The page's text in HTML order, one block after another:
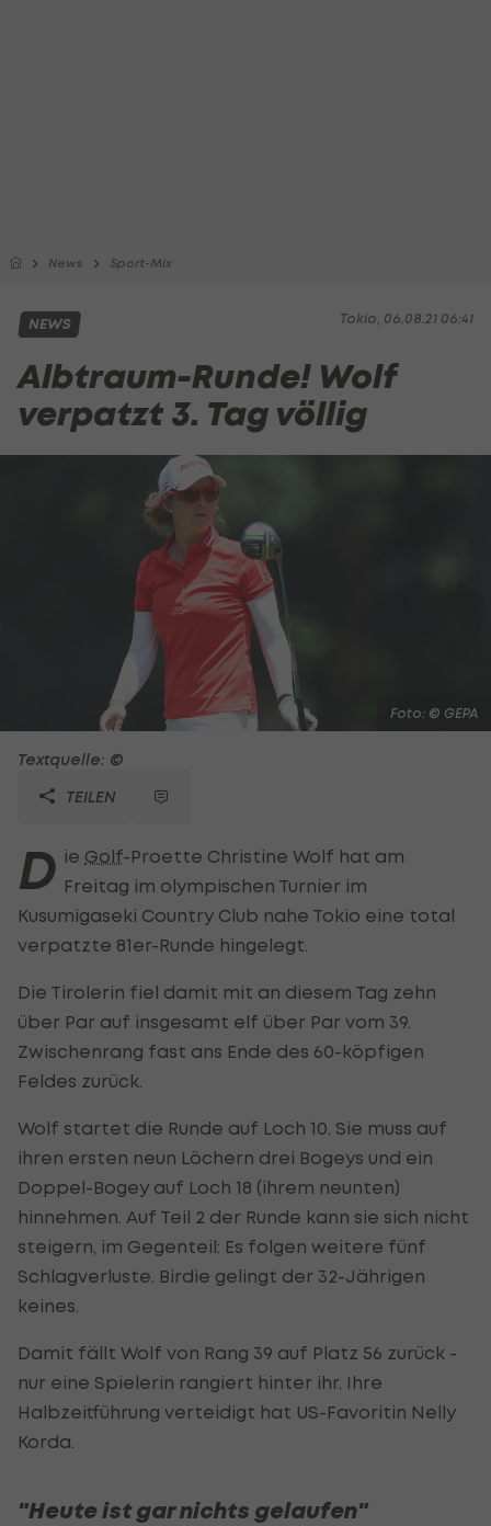
News Sport-Mix
Tokio, 06.08.21 06:41
NEWS
Albtraum-Runde! Wolf
verpatzt 3. Tag völlig
Foto: © GEPA
Textquelle: ©
TEILEN
D ie Golf-Proette Christine Wolf hat am
Freitag im olympischen Turnier im
Kusumigaseki Country Club nahe Tokio eine total
verpatzte 81er-Runde hingelegt.
Die Tirolerin fiel damit mit an diesem Tag zehn
über Par auf insgesamt elf über Par vom 39.
Zwischenrang fast ans Ende des 60-köpfigen
Feldes zurück.
Wolf startet die Runde auf Loch 10. Sie muss auf
ihren ersten neun Löchern drei Bogeys und ein
Doppel-Bogey auf Loch 18 (ihrem neunten)
hinnehmen. Auf Teil 2 der Runde kann sie sich nicht
steigern, im Gegenteil: Es folgen weitere fünf
Schlagverluste. Birdie gelingt der 32-Jährigen
keines.
Damit fällt Wolf von Rang 39 auf Platz 56 zurück -
nur eine Spielerin rangiert hinter ihr. Ihre
Halbzeitführung verteidigt hat US-Favoritin Nelly
Korda.
"Heute ist gar nichts gelaufen"